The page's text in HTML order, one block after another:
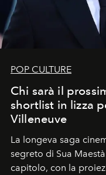
POP CULTURE
Chi sarà il
shortlist in lizza
Villeneuve
La longeva saga
segreto di Sua
capitolo, con la